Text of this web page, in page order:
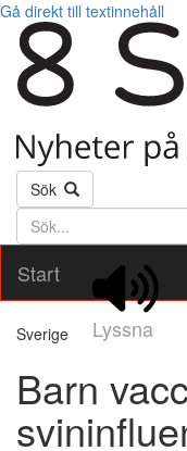
Gå direkt till textinnehåll
Sök
Söktext
Start
Lyssna
Sverige
Barn